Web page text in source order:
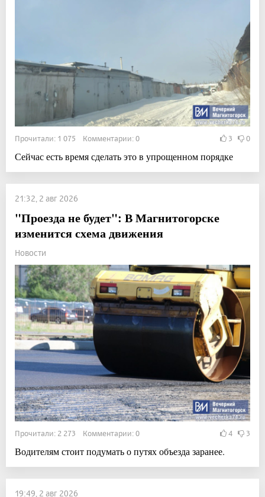
Прочитали: 1 075 Комментарии: 0 3 0
Сейчас есть время сделать это в упрощенном порядке
21:32, 2 авг 2026
"Проезда не будет": В Магнитогорске
изменится схема движения
Новости
Прочитали: 2 273 Комментарии: 0 4 3
Водителям стоит подумать о путях объезда заранее.
19:49, 2 авг 2026